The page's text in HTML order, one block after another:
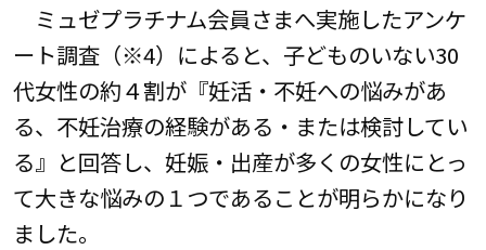
ミュゼプラチナム会員さまへ実施したアンケ
ート調査（※4）によると、子どものいない30
代女性の約４割が『妊活・不妊への悩みがあ
る、不妊治療の経験がある・または検討してい
る』と回答し、妊娠・出産が多くの女性にとっ
て大きな悩みの１つであることが明らかになり
ました。